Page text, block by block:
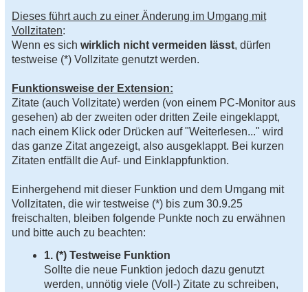
B
e
i
t
r
a
Dieses führt auch zu einer Änderung im Umgang mit
Vollzitaten:
Wenn es sich wirklich nicht vermeiden lässt, dürfen
testweise (*) Vollzitate genutzt werden.
Funktionsweise der Extension:
Zitate (auch Vollzitate) werden (von einem PC-Monitor aus
gesehen) ab der zweiten oder dritten Zeile eingeklappt,
nach einem Klick oder Drücken auf "Weiterlesen..." wird
das ganze Zitat angezeigt, also ausgeklappt. Bei kurzen
Zitaten entfällt die Auf- und Einklappfunktion.
Einhergehend mit dieser Funktion und dem Umgang mit
Vollzitaten, die wir testweise (*) bis zum 30.9.25
freischalten, bleiben folgende Punkte noch zu erwähnen
und bitte auch zu beachten:
1. (*) Testweise Funktion
Sollte die neue Funktion jedoch dazu genutzt
werden, unnötig viele (Voll-) Zitate zu schreiben,